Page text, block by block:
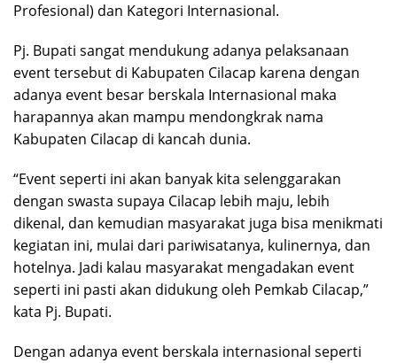
Profesional) dan Kategori Internasional.
Pj. Bupati sangat mendukung adanya pelaksanaan
event tersebut di Kabupaten Cilacap karena dengan
adanya event besar berskala Internasional maka
harapannya akan mampu mendongkrak nama
Kabupaten Cilacap di kancah dunia.
“Event seperti ini akan banyak kita selenggarakan
dengan swasta supaya Cilacap lebih maju, lebih
dikenal, dan kemudian masyarakat juga bisa menikmati
kegiatan ini, mulai dari pariwisatanya, kulinernya, dan
hotelnya. Jadi kalau masyarakat mengadakan event
seperti ini pasti akan didukung oleh Pemkab Cilacap,”
kata Pj. Bupati.
Dengan adanya event berskala internasional seperti